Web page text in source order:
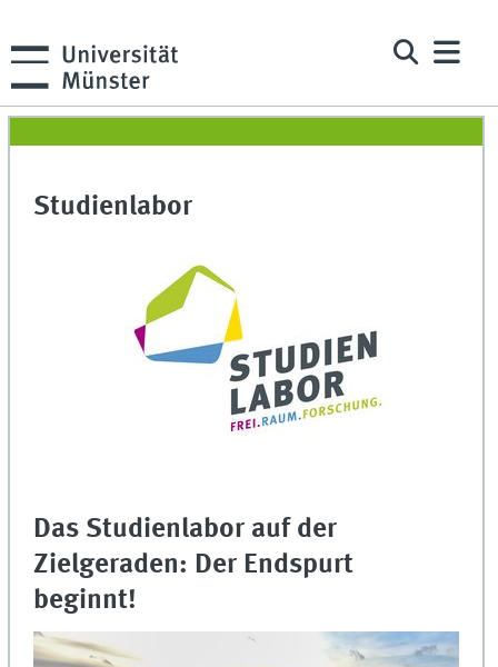
Studienlabor
Das Studienlabor auf der
Zielgeraden: Der Endspurt
beginnt!